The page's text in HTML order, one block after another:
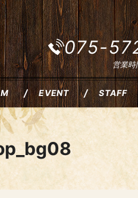
075-
営業
EVENT STAFF